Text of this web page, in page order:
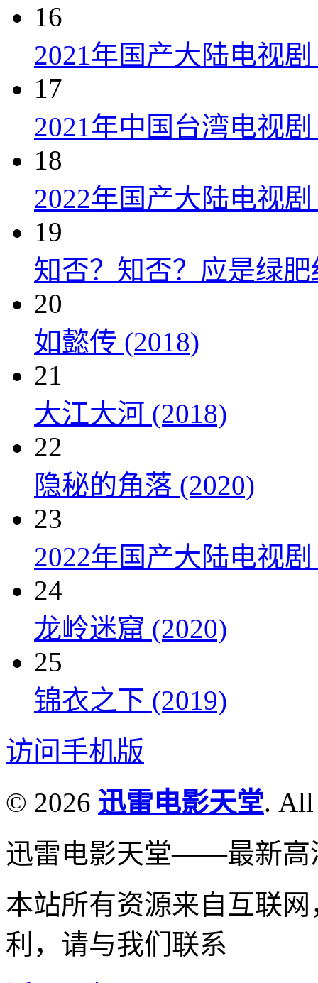
16
2021年国产大陆电视
17
2021年中国台湾电视
18
2022年国产大陆电视
19
知否？知否？应是绿肥
20
如懿传 (2018)
21
大江大河 (2018)
22
隐秘的角落 (2020)
23
2022年国产大陆电视
24
龙岭迷窟 (2020)
25
锦衣之下 (2019)
访问手机版
© 2026 迅雷电影天堂. All
迅雷电影天堂——最新高
本站所有资源来自互联
利，请与我们联系